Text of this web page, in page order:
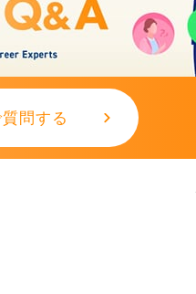
問する